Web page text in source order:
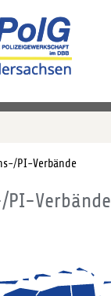
PI-Verbände
PI-Verbände